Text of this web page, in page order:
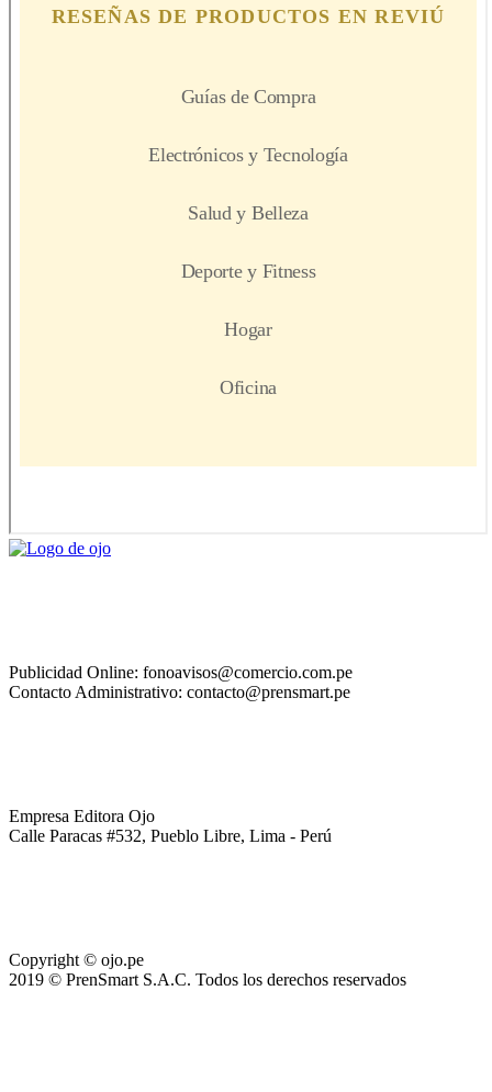
Publicidad Online: fonoavisos@comercio.com.pe
Contacto Administrativo: contacto@prensmart.pe
Empresa Editora Ojo
Calle Paracas #532, Pueblo Libre, Lima - Perú
Copyright © ojo.pe
2019 © PrenSmart S.A.C. Todos los derechos reservados